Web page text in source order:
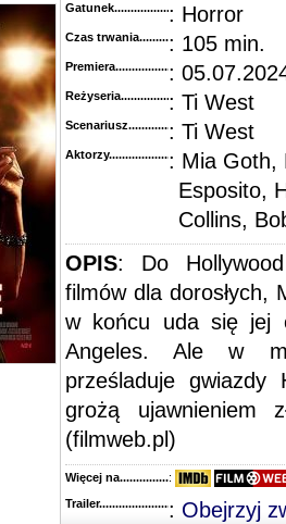
Gatunek...........................................
: Horror
Czas trwania......................................
: 105 min.
Premiera..........................................
:
Reżyseria........................................
: Ti West
Scenariusz........................................
: Ti West
Aktorzy...........................................
: Mia Goth,
Esposito,
Collins,
OPIS: Do
filmów dla dorosłych,
w końcu uda się jej
Angeles. Ale w
prześladuje gwiazdy
grożą ujawnieniem
(filmweb.pl)
Więcej na........................................
:
Trailer...........................................
: Obejrzyj